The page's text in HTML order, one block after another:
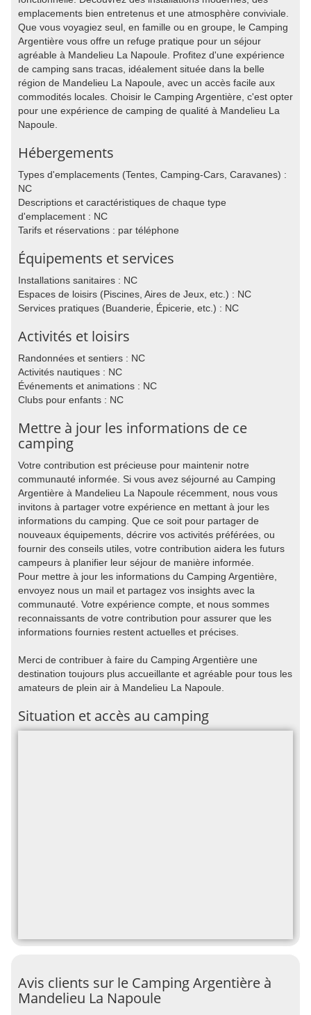
emplacements bien entretenus et une atmosphère conviviale.
Que vous voyagiez seul, en famille ou en groupe, le Camping
Argentière vous offre un refuge pratique pour un séjour
agréable à Mandelieu La Napoule. Profitez d'une expérience
de camping sans tracas, idéalement située dans la belle
région de Mandelieu La Napoule, avec un accès facile aux
commodités locales. Choisir le Camping Argentière, c'est opter
pour une expérience de camping de qualité à Mandelieu La
Napoule.
Hébergements
Types d'emplacements (Tentes, Camping-Cars, Caravanes) :
NC
Descriptions et caractéristiques de chaque type
d'emplacement : NC
Tarifs et réservations : par téléphone
Équipements et services
Installations sanitaires : NC
Espaces de loisirs (Piscines, Aires de Jeux, etc.) : NC
Services pratiques (Buanderie, Épicerie, etc.) : NC
Activités et loisirs
Randonnées et sentiers : NC
Activités nautiques : NC
Événements et animations : NC
Clubs pour enfants : NC
Mettre à jour les informations de ce
camping
Votre contribution est précieuse pour maintenir notre
communauté informée. Si vous avez séjourné au Camping
Argentière à Mandelieu La Napoule récemment, nous vous
invitons à partager votre expérience en mettant à jour les
informations du camping. Que ce soit pour partager de
nouveaux équipements, décrire vos activités préférées, ou
fournir des conseils utiles, votre contribution aidera les futurs
campeurs à planifier leur séjour de manière informée.
Pour mettre à jour les informations du Camping Argentière,
envoyez nous un mail et partagez vos insights avec la
communauté. Votre expérience compte, et nous sommes
reconnaissants de votre contribution pour assurer que les
informations fournies restent actuelles et précises.
Merci de contribuer à faire du Camping Argentière une
destination toujours plus accueillante et agréable pour tous les
amateurs de plein air à Mandelieu La Napoule.
Situation et accès au camping
Avis clients sur le Camping Argentière à
Mandelieu La Napoule